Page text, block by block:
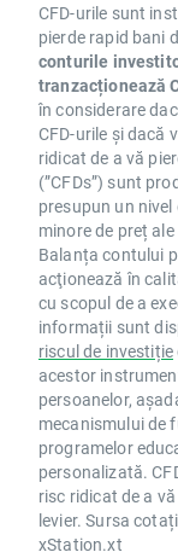
CFD-urile sunt
pierde rapid bani
conturile
tranzacționează
în considerare
CFD-urile și dacă
ridicat de a vă
(”CFDs”) sunt
presupun un
minore de preț
Balanța contului
acţionează în
cu scopul de a
informații sunt
riscul de investiție
acestor
persoanelor,
mecanismului de
programelor
personalizată.
risc ridicat de a
levier. Sursa
xStation.xt